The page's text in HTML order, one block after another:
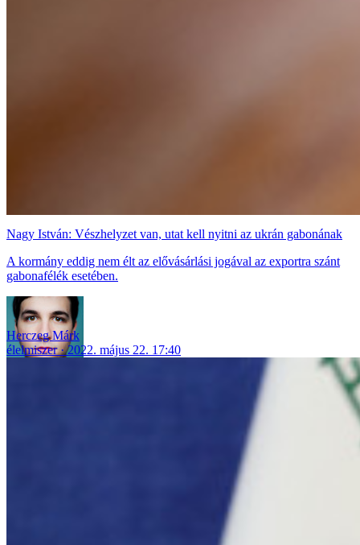
Nagy István: Vészhelyzet van, utat kell nyitni az ukrán gabonának
A kormány eddig nem élt az elővásárlási jogával az exportra szánt
gabonafélék esetében.
Herczeg Márk
élelmiszer
2022. május 22. 17:40